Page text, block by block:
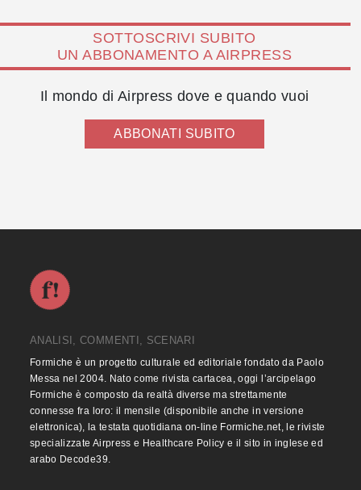
SOTTOSCRIVI SUBITO
UN ABBONAMENTO A AIRPRESS
Il mondo di Airpress dove e quando vuoi
ABBONATI SUBITO
ANALISI, COMMENTI, SCENARI
Formiche è un progetto culturale ed editoriale fondato da Paolo
Messa nel 2004. Nato come rivista cartacea, oggi l’arcipelago
Formiche è composto da realtà diverse ma strettamente
connesse fra loro: il mensile (disponibile anche in versione
elettronica), la testata quotidiana on-line Formiche.net, le riviste
specializzate Airpress e Healthcare Policy e il sito in inglese ed
arabo Decode39.